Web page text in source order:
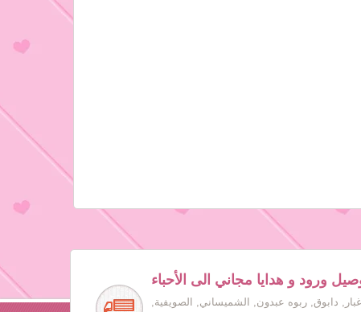
ورود و هدايا مجاني الى الأحباء
دابوق, ربوه عبدون, الشميساني, الصويفية,